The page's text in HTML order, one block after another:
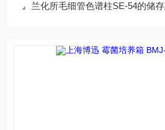
兰化所毛细管色谱柱SE-54的储